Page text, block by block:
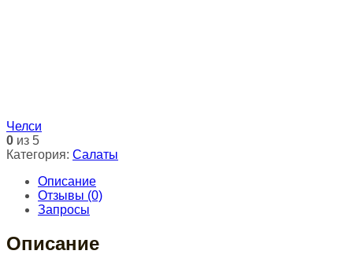
Челси
0 из 5
Категория: Салаты
Описание
Отзывы (0)
Запросы
Описание